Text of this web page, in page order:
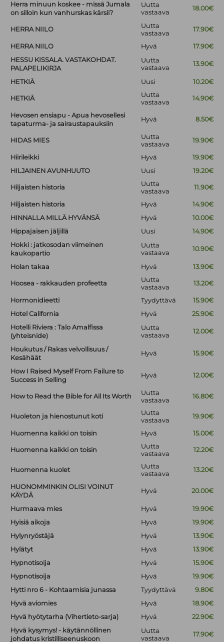
Herra minuun koskee - missä Jumala
on silloin kun vanhurskas kärsii?
Uutta
vastaava
18.00€
HERRA NIILO
Uutta
vastaava
17.90€
HERRA NIILO Hyvä
17.90€
HESSU KISSALA. VASTAKOHDAT.
PALAPELIKIRJA
Uutta
vastaava
13.90€
HETKIÄ Uusi 10.20€
HETKIÄ
Uutta
vastaava
14.90€
Hevosen ensiapu - Apua hevosellesi
tapaturma- ja sairaustapauksiin
Hyvä 8.50€
HIDAS MIES
Uutta
vastaava
19.90€
Hiirileikki Hyvä
19.90€
HILJAINEN AVUNHUUTO
Uusi 19.20€
Hiljaisten historia
Uutta
vastaava
11.90€
Hiljaisten historia Hyvä
14.90€
HINNALLA MILLÄ HYVÄNSÄ
Hyvä
10.00€
Hippajaisen jäljillä
Uusi
14.90€
Hokki : jatkosodan viimeinen
kaukopartio
Uutta
vastaava
10.90€
Holan takaa Hyvä 13.90€
Hoosea - rakkauden profeetta
Uutta
vastaava
13.20€
Hormonidieetti Tyydyttävä
15.90€
Hotel California
Hyvä
25.90€
Hotelli Riviera : Talo Amalfissa
(yhteisnide)
Uutta
vastaava
12.00€
Houkutus / Rakas velvollisuus /
Kesähäät
Hyvä 15.90€
How I Raised Myself From Failure to
Success in Selling
Hyvä 12.00€
How to Read the Bible for All Its Worth
Uutta
vastaava
16.80€
Huoleton ja hienostunut koti
Uutta
vastaava
19.90€
Huomenna kaikki on toisin Hyvä 15.00€
Huomenna kaikki on toisin
Uutta
vastaava
12.20€
Huomenna kuolet
Uutta
vastaava
13.20€
HUONOMMINKIN OLISI VOINUT
KÄYDÄ
Hyvä 20.00€
Hurmaava mies Hyvä
19.90€
Hyisiä aikoja
Hyvä
19.90€
Hylynryöstäjä
Hyvä
13.90€
Hylätyt
Hyvä
13.90€
Hypnotisoija
Hyvä
15.90€
Hypnotisoija
Hyvä
19.90€
Hytti nro 6 - Kohtaamisia junassa
Tyydyttävä
9.80€
Hyvä aviomies
Hyvä
18.90€
Hyvä hyötytarha (Vihertieto-sarja)
Hyvä
22.90€
Hyvä kysymys! - käytännöllinen
johdatus kristilliseenuskoon
Uutta
vastaava
17.90€